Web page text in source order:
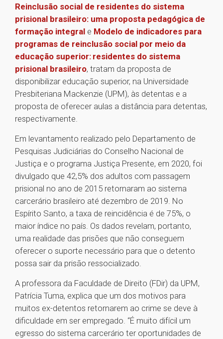
Reinclusão social de residentes do sistema
prisional brasileiro: uma proposta pedagógica de
formação integral e Modelo de indicadores para
programas de reinclusão social por meio da
educação superior: residentes do sistema
prisional brasileiro, tratam da proposta de
disponibilizar educação superior, na Universidade
Presbiteriana Mackenzie (UPM), às detentas e a
proposta de oferecer aulas a distância para detentas,
respectivamente.
Em levantamento realizado pelo Departamento de
Pesquisas Judiciárias do Conselho Nacional de
Justiça e o programa Justiça Presente, em 2020, foi
divulgado que 42,5% dos adultos com passagem
prisional no ano de 2015 retornaram ao sistema
carcerário brasileiro até dezembro de 2019. No
Espírito Santo, a taxa de reincidência é de 75%, o
maior índice no país. Os dados revelam, portanto,
uma realidade das prisões que não conseguem
oferecer o suporte necessário para que o detento
possa sair da prisão ressocializado.
A professora da Faculdade de Direito (FDir) da UPM,
Patrícia Tuma, explica que um dos motivos para
muitos ex-detentos retornarem ao crime se deve à
dificuldade em ser empregado. “É muito difícil um
egresso do sistema carcerário ter oportunidades de